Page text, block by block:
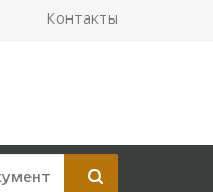
Контакты